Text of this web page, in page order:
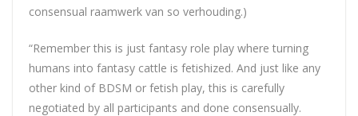
consensual raamwerk van so verhouding.)
“Remember this is just fantasy role play where turning
humans into fantasy cattle is fetishized. And just like any
other kind of BDSM or fetish play, this is carefully
negotiated by all participants and done consensually.